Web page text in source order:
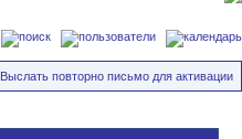
Выслать повторно письмо для активации